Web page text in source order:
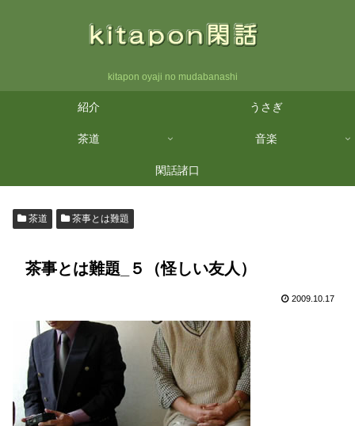
kitapon oyaji no mudabanashi
紹介 うさぎ
茶道 音楽
閑話諸口
茶道 茶事とは難題
茶事とは難題_５（怪しい友人）
2009.10.17